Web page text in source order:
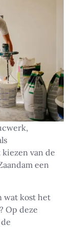
van de
een
wat kost het
Op deze